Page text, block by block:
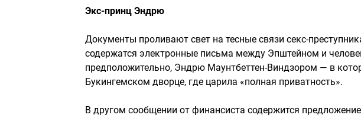
Экс-принц Эндрю
Документы проливают свет на тесные связи секс-
содержатся электронные письма между Эпштейном и
предположительно, Эндрю Маунтбеттен-Виндзором — в
Букингемском дворце, где царила «полная приватность».
В другом сообщении от финансиста содержится